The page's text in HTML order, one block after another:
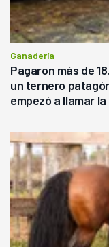
Ganadería
Pagaron más de
un ternero
empezó a llamar